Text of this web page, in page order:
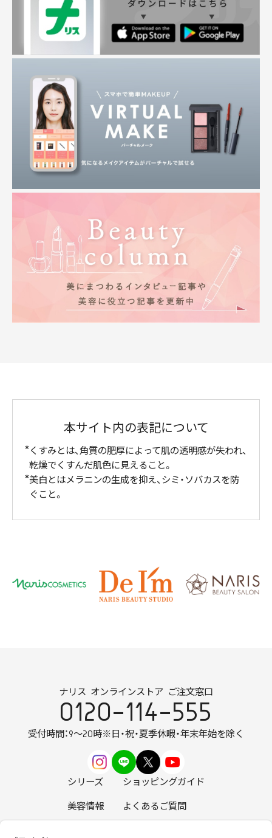
本サイト内の表記について
くすみとは、角質の肥厚によって肌の透明感が失われ、
乾燥でくすんだ肌色に見えること。
美白とはメラニンの生成を抑え、シミ・ソバカスを防
ぐこと。
ナリス オンラインストア ご注文窓口
0120-114-555
受付時間：9～20時※日・祝・夏季休暇・年末年始を除く
シリーズ ショッピングガイド
美容情報 よくあるご質問